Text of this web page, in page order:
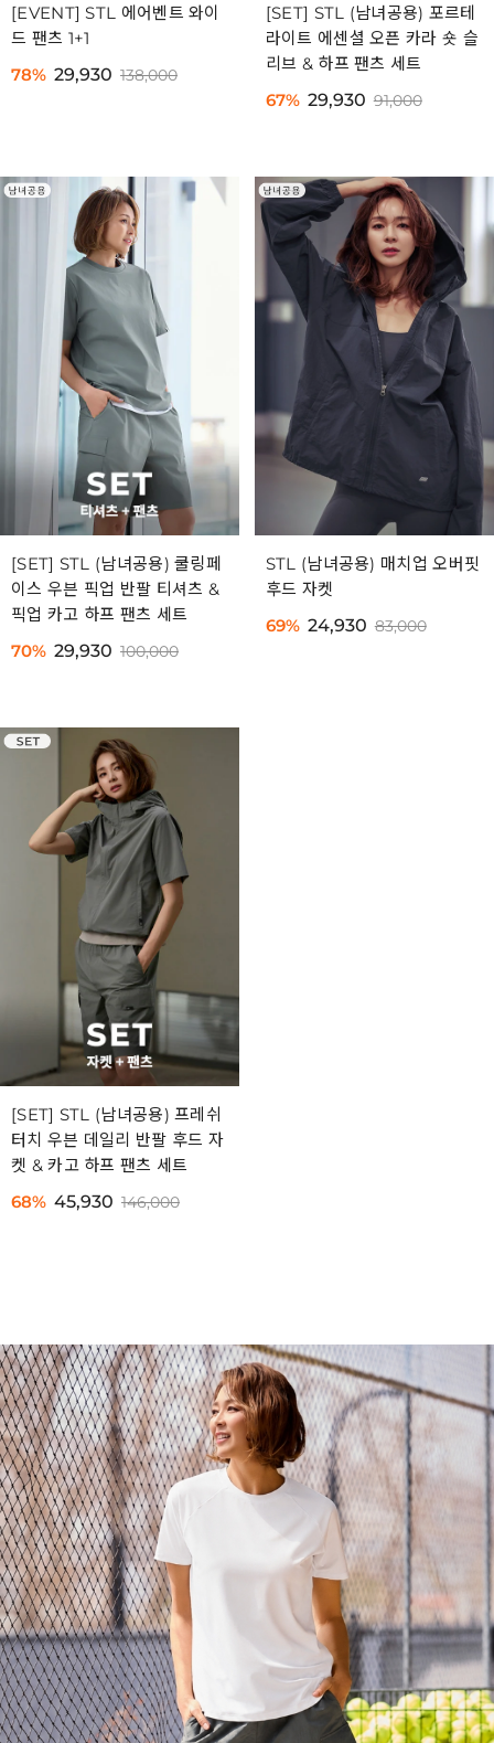
[EVENT] STL 에어벤트 와이
드 팬츠 1+1
78% 29,930 138,000
[SET] STL (남녀공용) 포르테
라이트 에센셜 오픈 카라 숏 슬
리브 & 하프 팬츠 세트
67% 29,930 91,000
[SET] STL (남녀공용) 쿨링페
이스 우븐 픽업 반팔 티셔츠 &
픽업 카고 하프 팬츠 세트
70% 29,930 100,000
STL (남녀공용) 매치업 오버핏
후드 자켓
69% 24,930 83,000
[SET] STL (남녀공용) 프레쉬
터치 우븐 데일리 반팔 후드 자
켓 & 카고 하프 팬츠 세트
68% 45,930 146,000